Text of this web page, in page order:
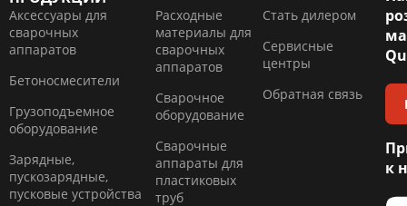
Аксессуары для
сварочных
аппаратов
Бетоносмесители
Грузоподъемное
оборудование
Зарядные,
пускозарядные,
пусковые устройства
Расходные
материалы для
сварочных
аппаратов
Сварочное
оборудование
Сварочные
аппараты для
пластиковых
труб
Стать дилером
Сервисные
центры
Обратная связь
к